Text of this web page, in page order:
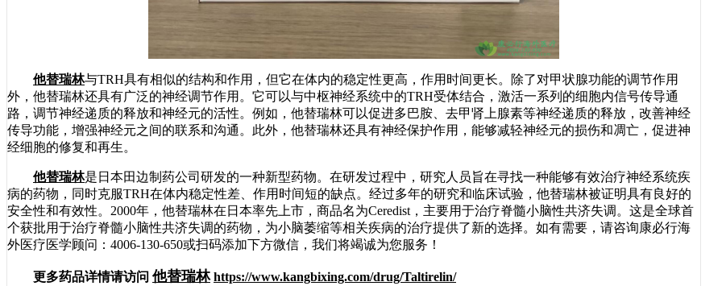
他替瑞林与TRH具有相似的结构和作用，但它在体内的稳定性更高，作用时间更长。除了对甲状腺功能的调节作用
外，他替瑞林还具有广泛的神经调节作用。它可以与中枢神经系统中的TRH受体结合，激活一系列的细胞内信号传导通
路，调节神经递质的释放和神经元的活性。例如，他替瑞林可以促进多巴胺、去甲肾上腺素等神经递质的释放，改善神经
传导功能，增强神经元之间的联系和沟通。此外，他替瑞林还具有神经保护作用，能够减轻神经元的损伤和凋亡，促进神
经细胞的修复和再生。
他替瑞林是日本田边制药公司研发的一种新型药物。在研发过程中，研究人员旨在寻找一种能够有效治疗神经系统疾
病的药物，同时克服TRH在体内稳定性差、作用时间短的缺点。经过多年的研究和临床试验，他替瑞林被证明具有良好的
安全性和有效性。2000年，他替瑞林在日本率先上市，商品名为Ceredist，主要用于治疗脊髓小脑性共济失调。这是全球首
个获批用于治疗脊髓小脑性共济失调的药物，为小脑萎缩等相关疾病的治疗提供了新的选择。如有需要，请咨询康必行海
外医疗医学顾问：4006-130-650或扫码添加下方微信，我们将竭诚为您服务！
更多药品详情请访问 他替瑞林 https://www.kangbixing.com/drug/Taltirelin/